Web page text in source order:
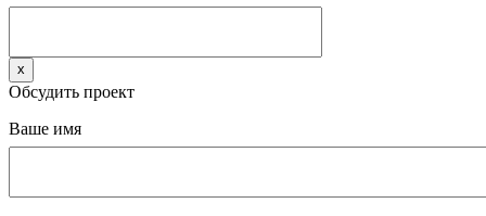
x
Обсудить проект
Ваше имя